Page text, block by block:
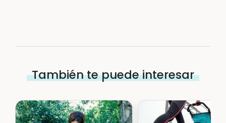
También te puede interesar